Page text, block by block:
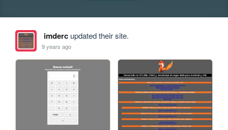
imdercupdated their site.
9 years ago